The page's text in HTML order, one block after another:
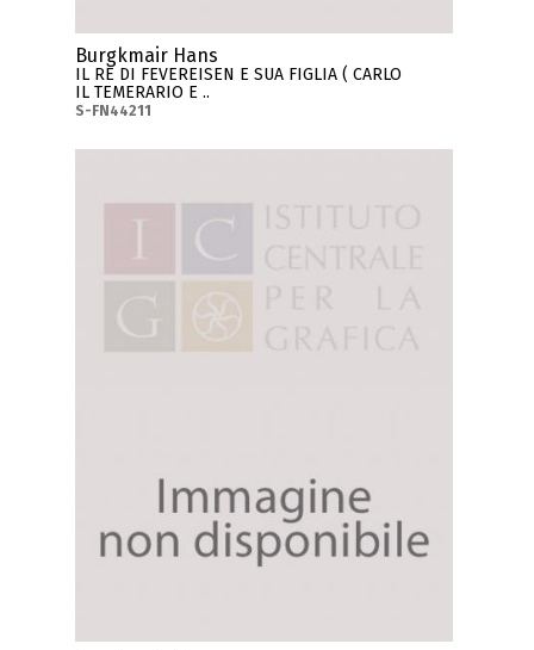
Burgkmair Hans
IL RE DI FEVEREISEN E SUA FIGLIA ( CARLO
IL TEMERARIO E ..
S-FN44211